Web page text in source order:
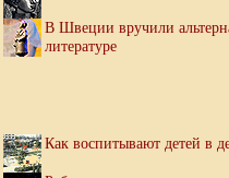
В Швеции вручили
литературе
Как воспитывают детей в